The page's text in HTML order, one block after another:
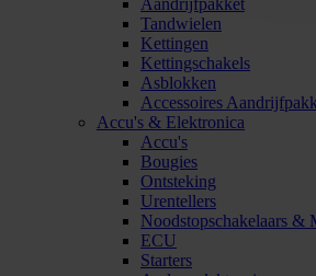
Aandrijfpakket
Tandwielen
Kettingen
Kettingschakels
Asblokken
Accessoires
Accu's & Elektronica
Accu's
Bougies
Ontsteking
Urentellers
Noodstopschakelaars &
ECU
Starters